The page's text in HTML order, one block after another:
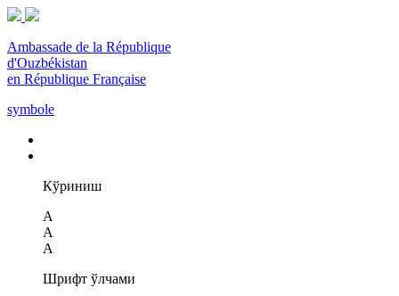
Ambassade de la République
d'Ouzbékistan
en République Française
symbole
Кўриниш
A
A
A
Шрифт ўлчами